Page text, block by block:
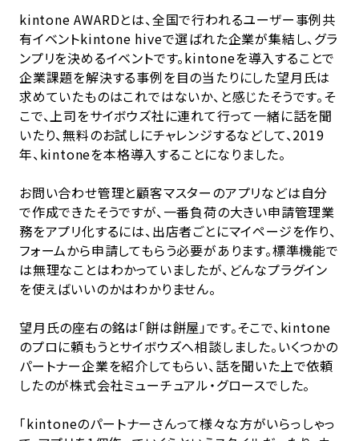
kintone AWARDとは、全国で行われるユーザー事例共
有イベントkintone hiveで選ばれた企業が集結し、グラ
ンプリを決めるイベントです。kintoneを導入することで
企業課題を解決する事例を目の当たりにした望月氏は
求めていたものはこれではないか、と感じたそうです。そ
こで、上司をサイボウズ社に連れて行って一緒に話を聞
いたり、無料のお試しにチャレンジするなどして、2019
年、kintoneを本格導入することになりました。
お問い合わせ管理と顧客マスターのアプリなどは自分
で作成できたそうですが、一番負荷の大きい申請管理業
務をアプリ化するには、出店者ごとにマイページを作り、
フォームから申請してもらう必要があります。標準機能で
は無理なことはわかっていましたが、どんなプラグイン
を使えばいいのかはわかりません。
望月氏の座右の銘は「餅は餅屋」です。そこで、kintone
のプロに頼もうとサイボウズへ相談しました。いくつかの
パートナー企業を紹介してもらい、話を聞いた上で依頼
したのが株式会社ミューチュアル・グロースでした。
「kintoneのパートナーさんって様々な方がいらっしゃっ